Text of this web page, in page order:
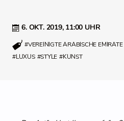
6. OKT. 2019, 11:00 UHR
#VEREINIGTE ARABISCHE EMIRATE
#LUXUS #STYLE #KUNST